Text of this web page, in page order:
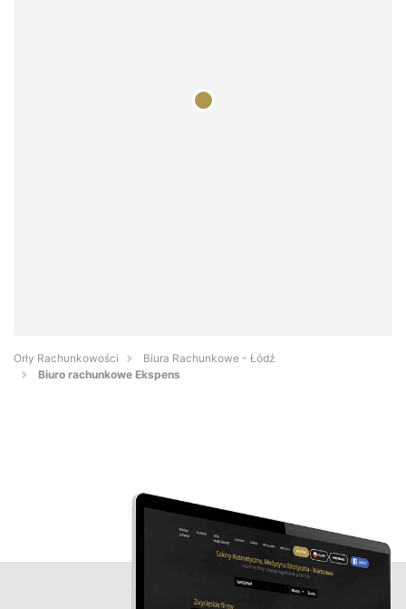
Orły Rachunkowości
Biura Rachunkowe - Łódź
Biuro rachunkowe Ekspens